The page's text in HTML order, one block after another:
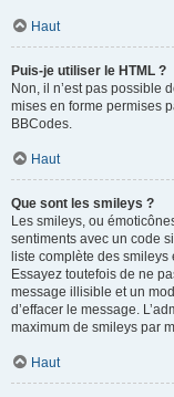
Haut
Puis-je utiliser le HTML ?
Non, il n’est pas possible
mises en forme permises
BBCodes.
Haut
Que sont les smileys ?
Les smileys, ou
sentiments avec un code
liste complète des smileys
Essayez toutefois de ne
message illisible et un
d’effacer le message.
maximum de smileys par
Haut